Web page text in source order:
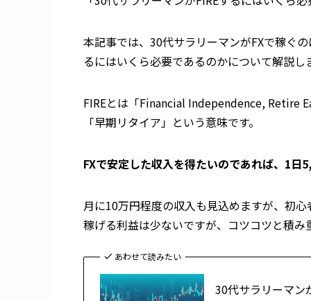
本記事では、30代サラリーマンがFXで稼ぐ
るにはいくら必要であるのかについて解説し
FIREとは「Financial Independence, Retire
「早期リタイア」という意味です。
FXで安定した収入を得たいのであれば、1
月に10万円程度の収入も見込めますが、初
稼げる利益は少ないですが、コツコツと積
あわせて読みたい
30代サラリーマン